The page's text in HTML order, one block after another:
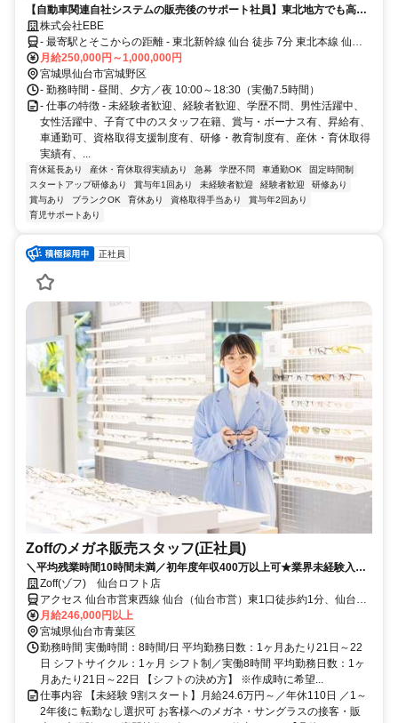
【自動車関連自社システムの販売後のサポート社員】東北地方でも高め
の給与水準！！頑張りはしっかり評価、ゆくゆくはあなたの裁量でスケ
ジューリングもできワークライフバランスを重視した働き方が可能！
株式会社EBE
- 最寄駅とそこからの距離 - 東北新幹線 仙台 徒歩 7分 東北本線 仙台
徒歩 7分 仙山線 仙台 徒歩 7分 各線「仙台駅」より徒歩7分 社用車通
勤OK(一人1台貸与) ★直行直帰可！
月給250,000円～1,000,000円
宮城県仙台市宮城野区
- 勤務時間 - 昼間、夕方／夜 10:00～18:30（実働7.5時間）
- 仕事の特徴 - 未経験者歓迎、経験者歓迎、学歴不問、男性活躍中、
女性活躍中、子育て中のスタッフ在籍、賞与・ボーナス有、昇給有、
車通勤可、資格取得支援制度有、研修・教育制度有、産休・育休取得
実績有、...
育休延長あり 産休・育休取得実績あり 急募 学歴不問 車通勤OK
固定時間制
スタートアップ研修あり
賞与年1回あり 未経験者歓迎 経験者歓迎
研修あり
賞与あり
ブランクOK 育休あり 資格取得手当あり
賞与年2回あり
育児サポートあり
正社員
Zoffのメガネ販売スタッフ(正社員)
＼平均残業時間10時間未満／初年度年収400万以上可★業界未経験入社
90%★充実したOJTあり★面接2回で内定まで1カ月以内★2026年8月・
9月入社歓迎
Zoff(ゾフ) 仙台ロフト店
アクセス 仙台市営東西線 仙台（仙台市営）東1口徒歩約1分、仙台市
営南北線 仙台（仙台市営）東1口徒歩約1分、ＪＲ東北新幹線 仙台西
口徒歩約3分 JR線 仙台駅 徒歩スグ
月給246,000円以上
宮城県仙台市青葉区
勤務時間 実働時間：8時間/日 平均勤務日数：1ヶ月あたり21日～22
日 シフトサイクル：1ヶ月 シフト制／実働8時間 平均勤務日数：1ヶ
月あたり21日～22日 【シフトの決め方】 ※作成時に希望...
仕事内容 【未経験 9割スタート】月給24.6万円～／年休110日 ／1～
2年後に 転勤なし選択可 お客様へのメガネ・サングラスの接客・販